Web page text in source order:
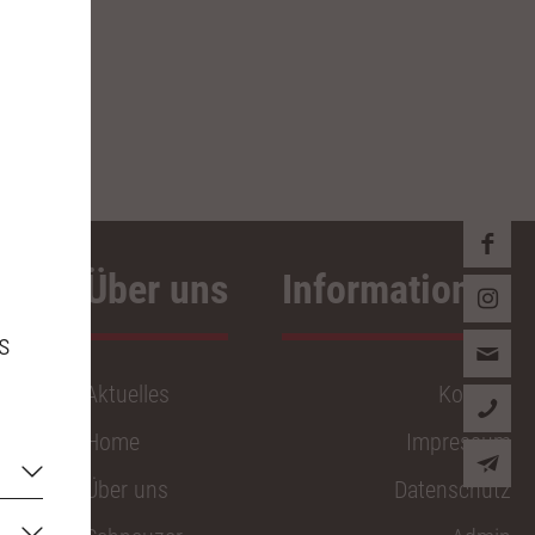
Über uns
Aktuelles
Home
Über uns
Kontakt
Impressum
Datenschutz